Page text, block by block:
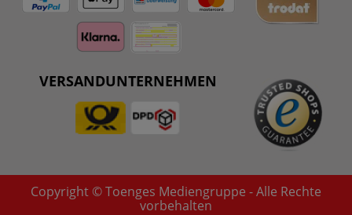
VERSANDUNTERNEHMEN
Copyright © Toenges Mediengruppe - Alle Rechte
vorbehalten